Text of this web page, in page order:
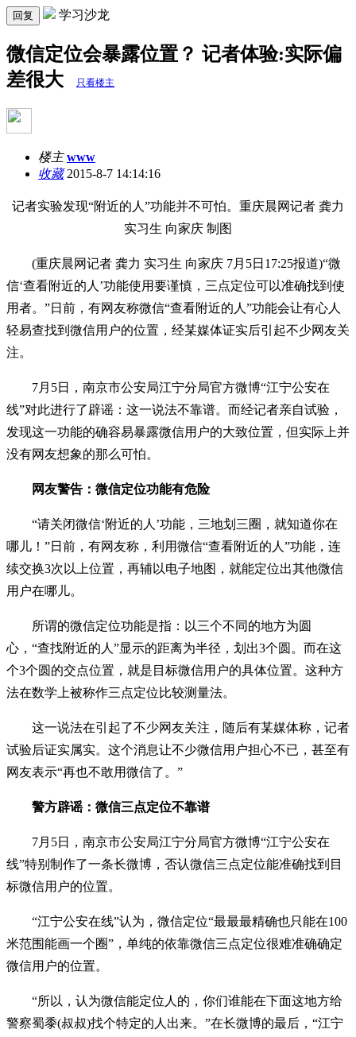
回复 学习沙龙
微信定位会暴露位置？ 记者体验:实际偏
差很大
只看楼主
楼主 www
收藏2015-8-7 14:14:16
记者实验发现“附近的人”功能并不可怕。重庆晨网记者 龚力
实习生 向家庆 制图
(重庆晨网记者 龚力 实习生 向家庆 7月5日17:25报道)“微
信‘查看附近的人’功能使用要谨慎，三点定位可以准确找到使
用者。”日前，有网友称微信“查看附近的人”功能会让有心人
轻易查找到微信用户的位置，经某媒体证实后引起不少网友关
注。
7月5日，南京市公安局江宁分局官方微博“江宁公安在
线”对此进行了辟谣：这一说法不靠谱。而经记者亲自试验，
发现这一功能的确容易暴露微信用户的大致位置，但实际上并
没有网友想象的那么可怕。
网友警告：微信定位功能有危险
“请关闭微信‘附近的人’功能，三地划三圈，就知道你在
哪儿！”日前，有网友称，利用微信“查看附近的人”功能，连
续交换3次以上位置，再辅以电子地图，就能定位出其他微信
用户在哪儿。
所谓的微信定位功能是指：以三个不同的地方为圆
心，“查找附近的人”显示的距离为半径，划出3个圆。而在这
个3个圆的交点位置，就是目标微信用户的具体位置。这种方
法在数学上被称作三点定位比较测量法。
这一说法在引起了不少网友关注，随后有某媒体称，记者
试验后证实属实。这个消息让不少微信用户担心不已，甚至有
网友表示“再也不敢用微信了。”
警方辟谣：微信三点定位不靠谱
7月5日，南京市公安局江宁分局官方微博“江宁公安在
线”特别制作了一条长微博，否认微信三点定位能准确找到目
标微信用户的位置。
“江宁公安在线”认为，微信定位“最最最精确也只能在100
米范围能画一个圈”，单纯的依靠微信三点定位很难准确确定
微信用户的位置。
“所以，认为微信能定位人的，你们谁能在下面这地方给
警察蜀黍(叔叔)找个特定的人出来。”在长微博的最后，“江宁